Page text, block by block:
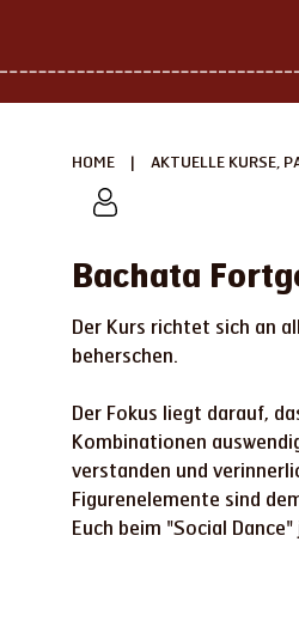
HOME | AKTUELLE KURSE,
Bachata
Der Kurs richtet sich an
beherschen.
Der Fokus liegt darauf,
Kombinationen
verstanden und
Figurenelemente sind
Euch beim "Social